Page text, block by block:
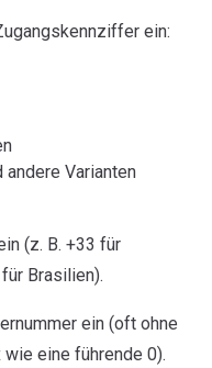
ein:
Varianten
(z. B. +33 für
Brasilien).
ein (oft ohne
eine führende 0).